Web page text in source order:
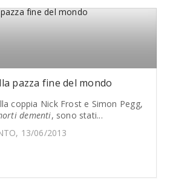
pazza fine del mondo
coppia Nick Frost e Simon Pegg,
dementi, sono stati...
13/06/2013